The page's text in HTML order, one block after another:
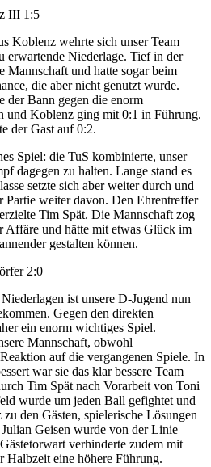
III 1:5
Koblenz wehrte sich unser Team
erwartende Niederlage. Tief in der
Mannschaft und hatte sogar beim
die aber nicht genutzt wurde.
der Bann gegen die enorm
und Koblenz ging mit 0:1 in Führung.
der Gast auf 0:2.
Spiel: die TuS kombinierte, unser
dagegen zu halten. Lange stand es
setzte sich aber weiter durch und
Partie weiter davon. Den Ehrentreffer
Tim Spät. Die Mannschaft zog
Affäre und hätte mit etwas Glück im
gestalten können.
2:0
ist unsere D-Jugend nun
Gegen den direkten
ein enorm wichtiges Spiel.
Mannschaft, obwohl
auf die vergangenen Spiele. In
war sie das klar bessere Team
Tim Spät nach Vorarbeit von Toni
wurde um jeden Ball gefightet und
den Gästen, spielerische Lösungen
Geisen wurde von der Linie
verhinderte zudem mit
Halbzeit eine höhere Führung.